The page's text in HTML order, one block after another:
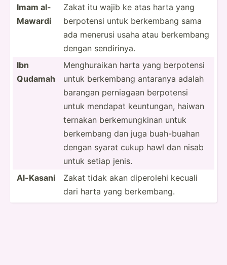
Imam al-
Mawardi
Zakat itu wajib ke atas harta yang
berpotensi untuk berkembang sama
ada menerusi usaha atau berkembang
dengan sendir­inya.
Ibn
Qudamah
Menghu­raikan harta yang berpotensi
untuk berkembang antaranya adalah
barangan perniagaan berpotensi
untuk mendapat keuntu­ngan, haiwan
ternakan berkem­ung­kinan untuk
berkembang dan juga buah-b­uahan
dengan syarat cukup hawl dan nisab
untuk setiap jenis.
Al-Kasani
Zakat tidak akan diperolehi kecuali
dari harta yang berkem­bang.